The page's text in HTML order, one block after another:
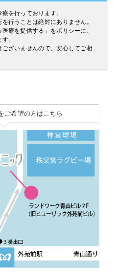
を行っております。
行うことは絶対にありません。
療を提供する」をポリシーに、
。
ざいませんので、安心してご相
ご希望の方はこちら